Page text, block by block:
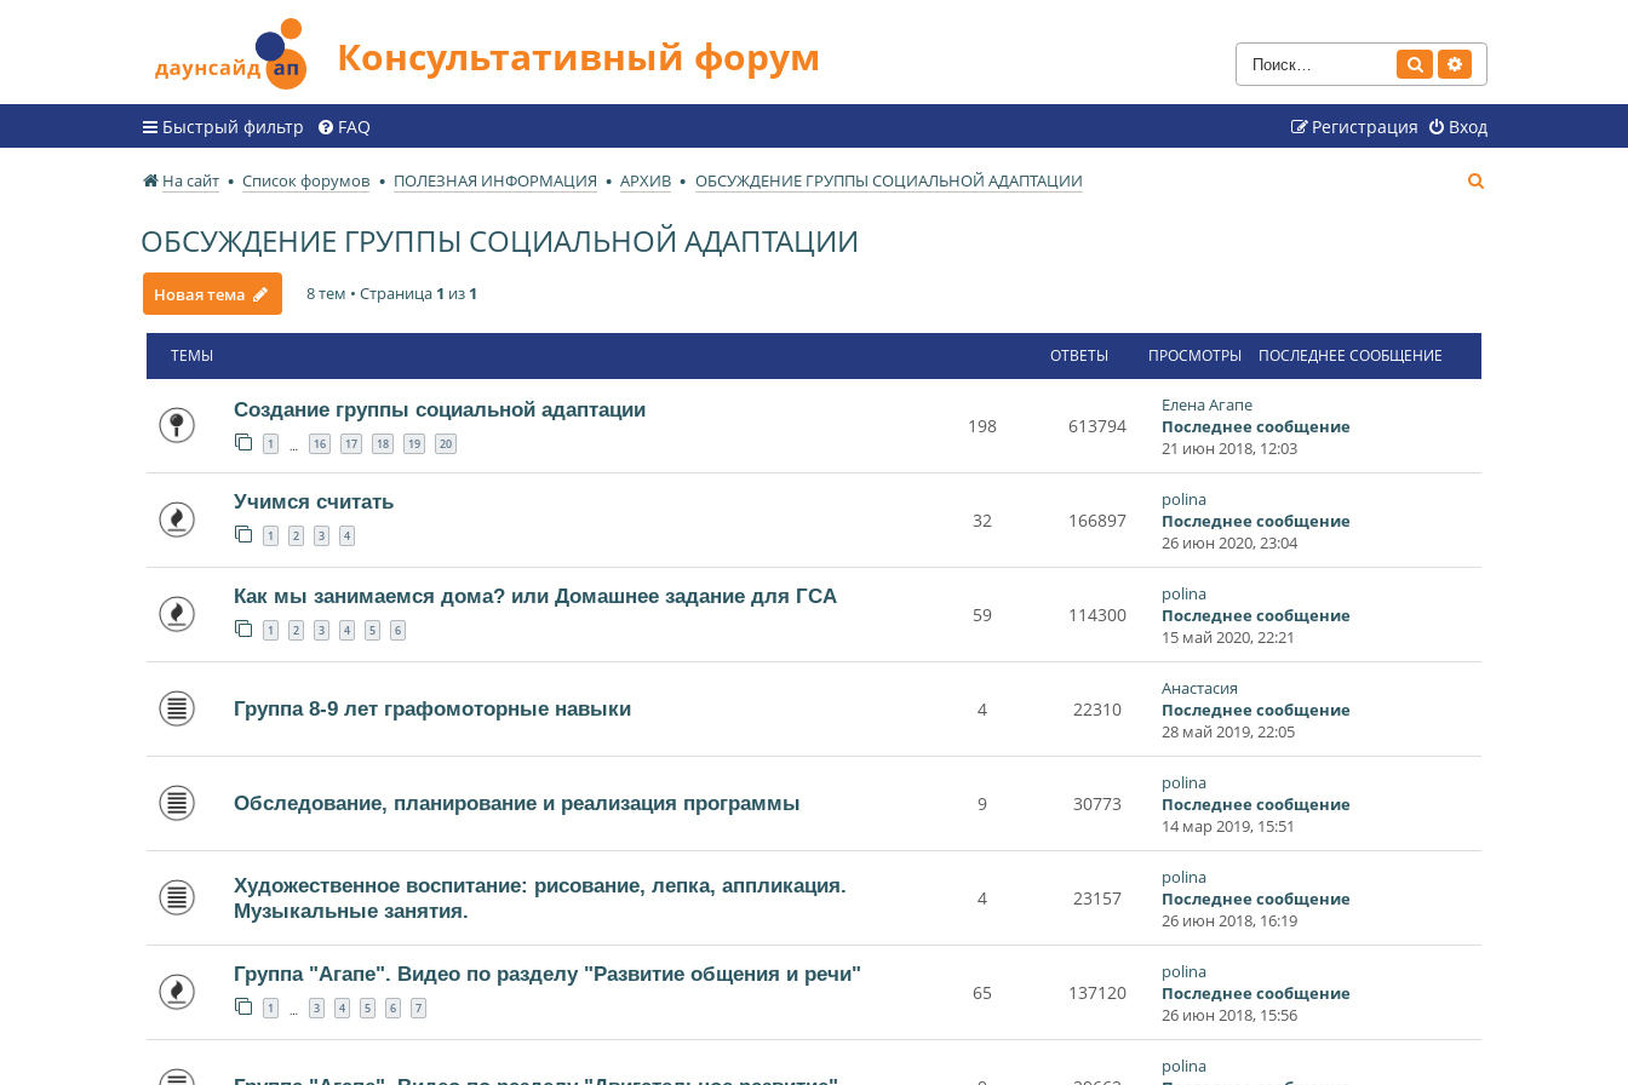
Консультативный форум Поиск
Быстрый фильтр FAQ Вход
Регистрация
На сайт Список форумов ПОЛЕЗНАЯ ИНФОРМАЦИЯ АРХИВ ОБСУЖДЕНИЕ ГРУППЫ СОЦИАЛЬНОЙ АДАПТАЦИИ
ОБСУЖДЕНИЕ ГРУППЫ СОЦИАЛЬНОЙ АДАПТАЦИИ
Новая тема 8 тем • Страница 1 из 1
ТЕМЫ ОТВЕТЫ ПРОСМОТРЫ ПОСЛЕДНЕЕ СООБЩЕНИЕ
Создание группы социальной адаптации
1 16 17 18 19 20
198 613794
Елена Агапе
Последнее сообщение
21 июн 2018, 12:03
Учимся считать
1 2 3 4
32 166897
polina
Последнее сообщение
26 июн 2020, 23:04
Как мы занимаемся дома? или Домашнее задание для ГСА
1 2 3 4 5 6
59 114300
polina
Последнее сообщение
15 май 2020, 22:21
Группа 8-9 лет графомоторные навыки 4 22310
Анастасия
Последнее сообщение
28 май 2019, 22:05
Обследование, планирование и реализация программы 9 30773
polina
Последнее сообщение
14 мар 2019, 15:51
Художественное воспитание: рисование, лепка, аппликация.
Музыкальные занятия.
4 23157
polina
Последнее сообщение
26 июн 2018, 16:19
Группа "Агапе". Видео по разделу "Развитие общения и речи"
1 3 4 5 6 7
65 137120
polina
Последнее сообщение
26 июн 2018, 15:56
polina